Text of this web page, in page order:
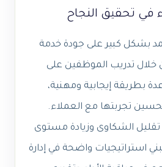
في تحقيق النجاح
بشكل كبير على جودة خدمة
خلال تدريب الموظفين على
بطريقة إيجابية ومهنية،
تجربتها مع العملاء.
الشكاوى وزيادة مستوى
استراتيجيات واضحة في إدارة